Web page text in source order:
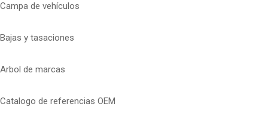
Campa de vehículos
Bajas y tasaciones
Arbol de marcas
Catalogo de referencias OEM